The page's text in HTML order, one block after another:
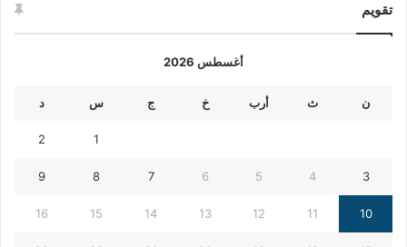
تقويم
أغسطس 2026
ن ث أرب خ ج س د
1
2
3
4
5
6
7
8
9
10
11
12
13
14
15
16